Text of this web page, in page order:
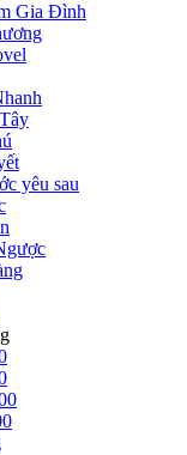
Gia Đình
yêu sau